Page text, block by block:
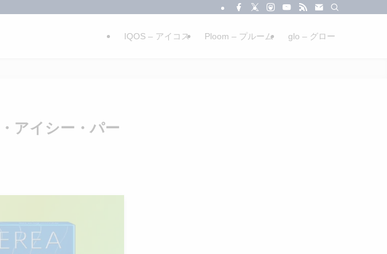
IQOS – アイコス Ploom – プルーム glo – グロー
アイシー・パー